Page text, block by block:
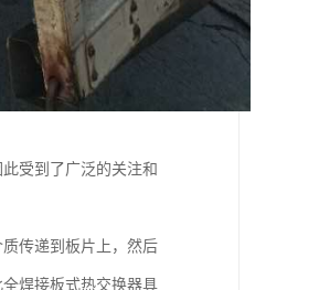
受到了广泛的关注和
传递到板片上，然后
焊接板式热交换器具